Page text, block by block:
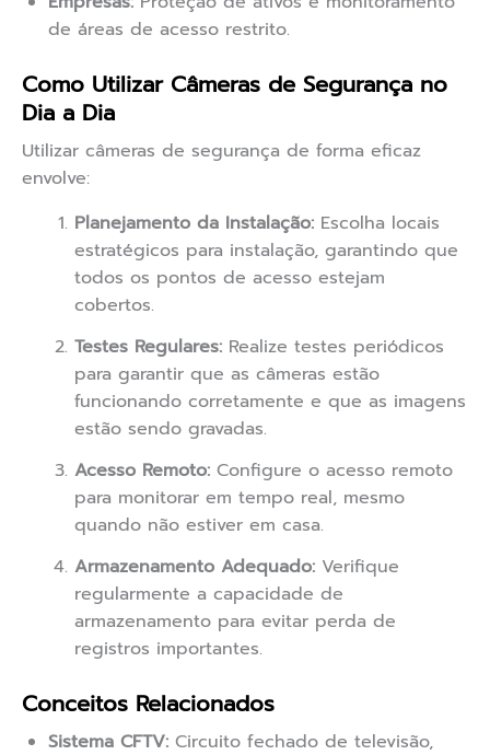
de áreas de acesso restrito.
Como Utilizar Câmeras de Segurança no
Dia a Dia
Utilizar câmeras de segurança de forma eficaz
envolve:
Planejamento da Instalação: Escolha locais
estratégicos para instalação, garantindo que
todos os pontos de acesso estejam
cobertos.
Testes Regulares: Realize testes periódicos
para garantir que as câmeras estão
funcionando corretamente e que as imagens
estão sendo gravadas.
Acesso Remoto: Configure o acesso remoto
para monitorar em tempo real, mesmo
quando não estiver em casa.
Armazenamento Adequado: Verifique
regularmente a capacidade de
armazenamento para evitar perda de
registros importantes.
Conceitos Relacionados
Sistema CFTV: Circuito fechado de televisão,